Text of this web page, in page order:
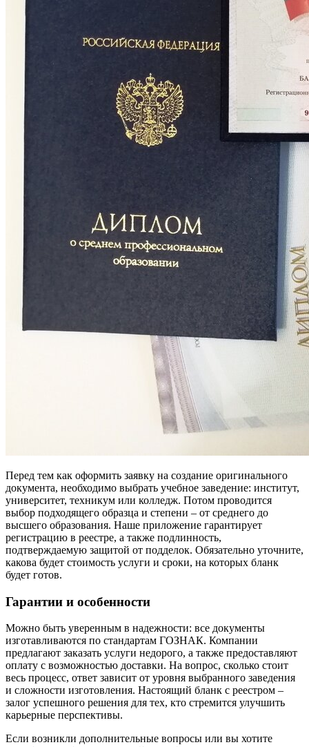
Перед тем как оформить заявку на создание оригинального
документа, необходимо выбрать учебное заведение: институт,
университет, техникум или колледж. Потом проводится
выбор подходящего образца и степени – от среднего до
высшего образования. Наше приложение гарантирует
регистрацию в реестре, а также подлинность,
подтверждаемую защитой от подделок. Обязательно уточните,
какова будет стоимость услуги и сроки, на которых бланк
будет готов.
Гарантии и особенности
Можно быть уверенным в надежности: все документы
изготавливаются по стандартам ГОЗНАК. Компании
предлагают заказать услуги недорого, а также предоставляют
оплату с возможностью доставки. На вопрос, сколько стоит
весь процесс, ответ зависит от уровня выбранного заведения
и сложности изготовления. Настоящий бланк с реестром –
залог успешного решения для тех, кто стремится улучшить
карьерные перспективы.
Если возникли дополнительные вопросы или вы хотите